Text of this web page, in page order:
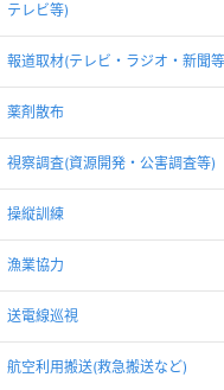
テレビ等)
報道取材(テレビ・ラジオ・新聞
薬剤散布
視察調査(資源開発・公害調査等)
操縦訓練
漁業協力
送電線巡視
航空利用搬送(救急搬送など)